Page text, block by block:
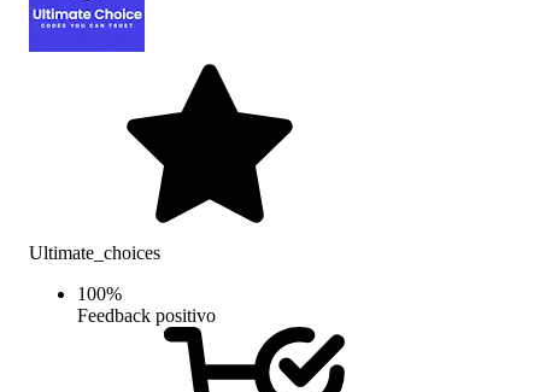
Ultimate_choices
100%
Feedback positivo